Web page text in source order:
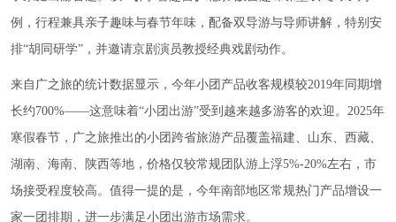
例，行程兼具亲子趣味与春节年味，配备双导游与导师讲解，特别安
排“胡同研学”，并邀请京剧演员教授经典戏剧动作。
来自广之旅的统计数据显示，今年小团产品收客规模较2019年同期增
长约700%——这意味着“小团出游”受到越来越多游客的欢迎。2025年
寒假春节，广之旅推出的小团跨省旅游产品覆盖福建、山东、西藏、
湖南、海南、陕西等地，价格仅较常规团队游上浮5%-20%左右，市
场接受程度较高。值得一提的是，今年南部地区常规热门产品增设一
家一团排期，进一步满足小团出游市场需求。